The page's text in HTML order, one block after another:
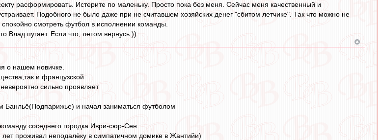
расформировать. Истерите по маленьку. Просто пока без меня. Сейчас меня качественный и
Подобного не было даже при не считавшем хозяйских денег "сбитом летчике". Так что можно не
смотреть футбол в исполнении команды.
Влад пугает. Если что, летом вернусь ))
о нашем новичке.
и французской
сильно проявляет
Банльё(Подпарижье) и начал заниматься футболом
соседнего городка Иври-сюр-Сен.
проживал неподалёку в симпатичном домике в Жантийи)